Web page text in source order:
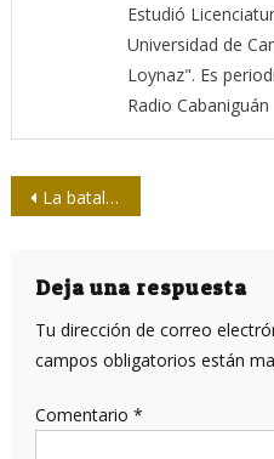
Estudió
Universidad de
Loynaz". Es
Radio Cabaniguán
Navegación
entradas
La batalla económica y frente a la COVID-19 en la Cuba actual (IV)
Deja una respuesta
Tu dirección de correo
campos obligatorios están
Comentario *